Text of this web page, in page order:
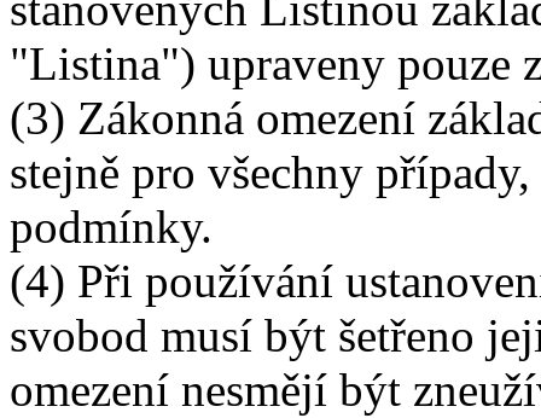
"Listina") upraveny pouze
(3) Zákonná omezení
stejně pro všechny
podmínky.
(4) Při používání
svobod musí být šetřeno
omezení nesmějí být